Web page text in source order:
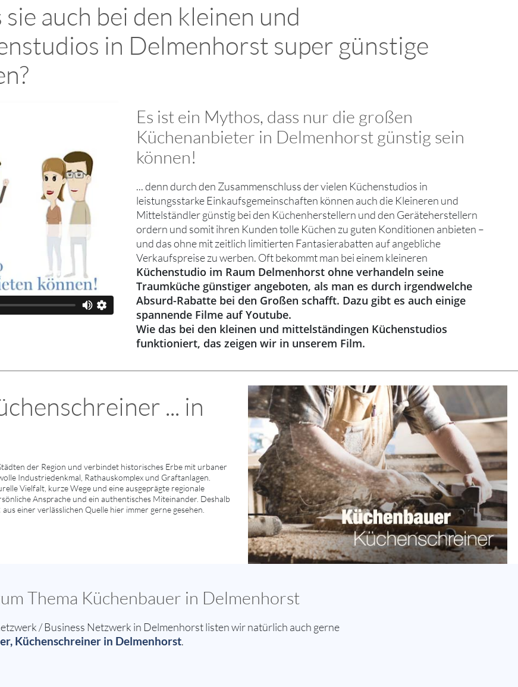
auch bei den kleinen und
in Delmenhorst super günstige
Es ist ein Mythos, dass nur die großen
Küchenanbieter in Delmenhorst günstig sein
können!
... denn durch den Zusammenschluss der vielen Küchenstudios in
leistungsstarke Einkaufsgemeinschaften können auch die Kleineren und
Mittelständler günstig bei den Küchenherstellern und den Geräteherstellern
ordern und somit ihren Kunden tolle Küchen zu guten Konditionen anbieten –
und das ohne mit zeitlich limitierten Fantasierabatten auf angebliche
Verkaufspreise zu werben. Oft bekommt man bei einem kleineren
Küchenstudio im Raum Delmenhorst ohne verhandeln seine
Traumküche günstiger angeboten, als man es durch irgendwelche
Absurd-Rabatte bei den Großen schafft. Dazu gibt es auch einige
spannende Filme auf Youtube.
Wie das bei den kleinen und mittelständingen Küchenstudios
funktioniert, das zeigen wir in unserem Film.
... in
der Region und verbindet historisches Erbe mit urbaner
Industriedenkmal, Rathauskomplex und Graftanlagen.
Vielfalt, kurze Wege und eine ausgeprägte regionale
Ansprache und ein authentisches Miteinander. Deshalb
aus einer verlässlichen Quelle hier immer gerne gesehen.
Thema Küchenbauer in Delmenhorst
/ Business Netzwerk in Delmenhorst listen wir natürlich auch gerne
Küchenschreiner in Delmenhorst.